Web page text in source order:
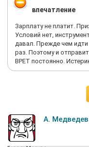
впечатление
Зарплату не платит.
Условий нет,
давал. Прежде чем идти
раз. Поэтому и
ВРЕТ постоянно.
А. Медведев